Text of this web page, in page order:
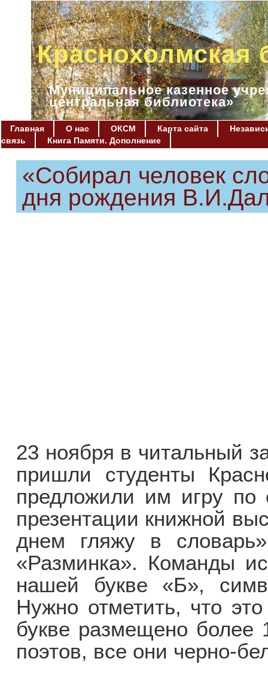
Краснохолмская
Муниципальное казенное
центральная библиотека»
Главная О нас ОКСМ Карта сайта
связь
Книга Памяти. Дополнение
«Собирал человек
дня рождения
23 ноября в читальный
пришли студенты
предложили им игру по
презентации книжной
днем гляжу в
«Разминка». Команды
нашей букве «Б»,
Нужно отметить, что
букве размещено более
поэтов, все они черно-